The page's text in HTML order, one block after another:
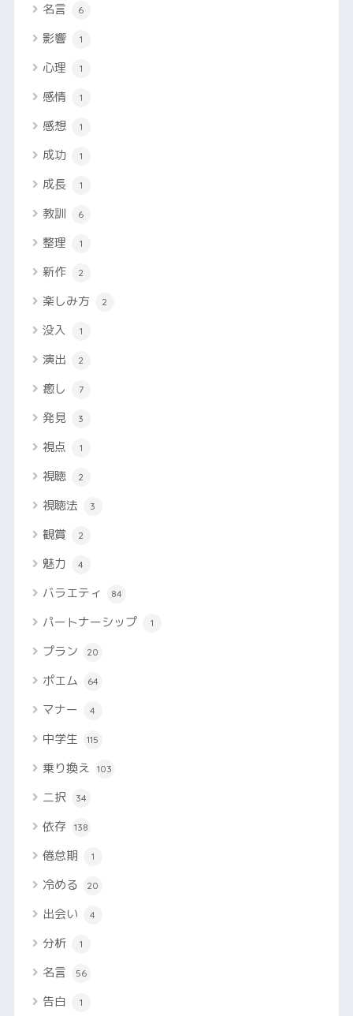
名言 6
影響 1
心理 1
感情 1
感想 1
成功 1
成長 1
教訓 6
整理 1
新作 2
楽しみ方 2
没入 1
演出 2
癒し 7
発見 3
視点 1
視聴 2
視聴法 3
観賞 2
魅力 4
バラエティ 84
パートナーシップ 1
プラン 20
ポエム 64
マナー 4
中学生 115
乗り換え 103
二択 34
依存 138
倦怠期 1
冷める 20
出会い 4
分析 1
名言 56
告白 1